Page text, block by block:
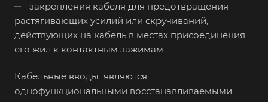
закрепления кабеля для предотвращения
растягивающих усилий или скручиваний,
действующих на кабель в местах присоединения
его жил к контактным зажимам
Кабельные вводы являются
однофункциональными восстанавливаемыми